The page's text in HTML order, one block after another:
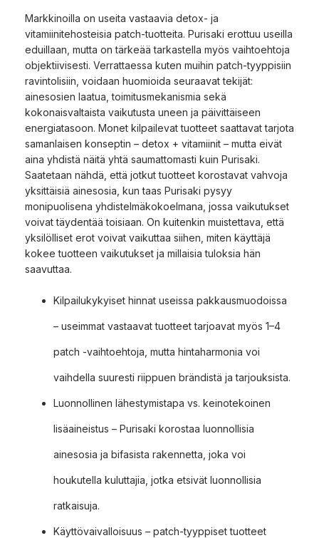
Markkinoilla on useita vastaavia detox- ja
vitamiinitehosteisia patch-tuotteita. Purisaki erottuu useilla
eduillaan, mutta on tärkeää tarkastella myös vaihtoehtoja
objektiivisesti. Verrattaessa kuten muihin patch-tyyppisiin
ravintolisiin, voidaan huomioida seuraavat tekijät:
ainesosien laatua, toimitusmekanismia sekä
kokonaisvaltaista vaikutusta uneen ja päivittäiseen
energiatasoon. Monet kilpailevat tuotteet saattavat tarjota
samanlaisen konseptin – detox + vitamiinit – mutta eivät
aina yhdistä näitä yhtä saumattomasti kuin Purisaki.
Saatetaan nähdä, että jotkut tuotteet korostavat vahvoja
yksittäisiä ainesosia, kun taas Purisaki pysyy
monipuolisena yhdistelmäkokoelmana, jossa vaikutukset
voivat täydentää toisiaan. On kuitenkin muistettava, että
yksilölliset erot voivat vaikuttaa siihen, miten käyttäjä
kokee tuotteen vaikutukset ja millaisia tuloksia hän
saavuttaa.
Kilpailukykyiset hinnat useissa pakkausmuodoissa
– useimmat vastaavat tuotteet tarjoavat myös 1–4
patch -vaihtoehtoja, mutta hintaharmonia voi
vaihdella suuresti riippuen brändistä ja tarjouksista.
Luonnollinen lähestymistapa vs. keinotekoinen
lisäaineistus – Purisaki korostaa luonnollisia
ainesosia ja bifasista rakennetta, joka voi
houkutella kuluttajia, jotka etsivät luonnollisia
ratkaisuja.
Käyttövaivalloisuus – patch-tyyppiset tuotteet